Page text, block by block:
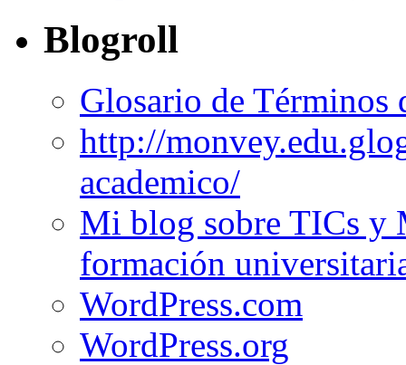
Blogroll
Glosario de Términos
http://
academico/
Mi blog sobre TICs y
formación
WordPress.com
WordPress.org